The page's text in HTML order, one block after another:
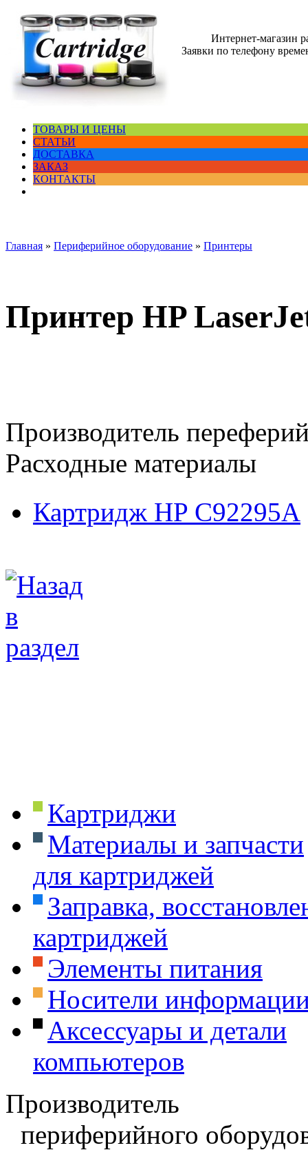
Интернет-магазин
Заявки по телефону
ТОВАРЫ И ЦЕНЫ
СТАТЬИ
ДОСТАВКА
ЗАКАЗ
КОНТАКТЫ
Главная » Периферийное оборудование » Принтеры
Принтер HP
Производитель
Расходные материалы
Картридж HP C92295A
Картриджи
Материалы и запчасти
для картриджей
Заправка,
картриджей
Элементы питания
Носители
Аксессуары и детали
компьютеров
Производитель
периферийного